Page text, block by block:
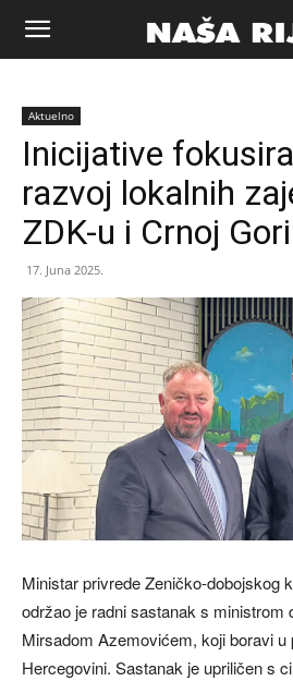
Naša
riječ
Zenica
Aktuelno
Inicijative
razvoj lokalnih
ZDK-u i Crnoj Gori
17. Juna 2025.
Ministar privrede Zeničko-dobojskog
održao je radni sastanak s ministrom
Mirsadom Azemovićem, koji boravi u
Hercegovini. Sastanak je upriličen s